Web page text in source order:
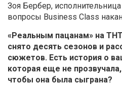
Зоя Бербер,
вопросы Business Class
«Реальным пацанам» на
снято десять сезонов и
сюжетов. Есть история о
которая еще не
чтобы она была сыграна?